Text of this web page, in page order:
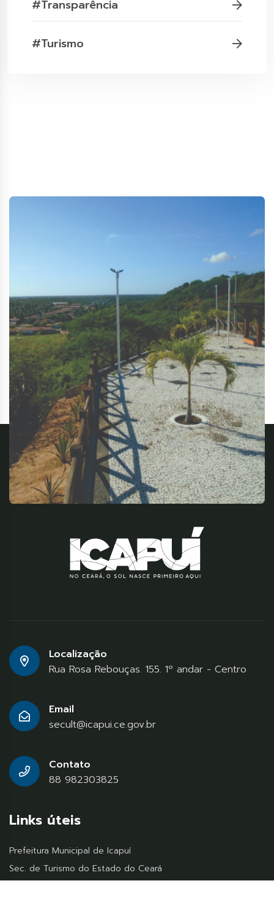
#Transparência
#Turismo
Localização
Rua Rosa Rebouças. 155. 1º andar - Centro
Email
secult@icapui.ce.gov.br
Contato
88 982303825
Links úteis
Prefeitura Municipal de Icapuí
Sec. de Turismo do Estado do Ceará